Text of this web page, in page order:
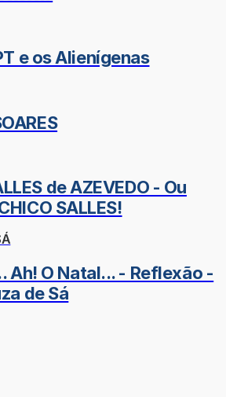
e os Alienígenas
de AZEVEDO - Ou
SALLES!
Ah! O Natal... - Reflexão -
de Sá